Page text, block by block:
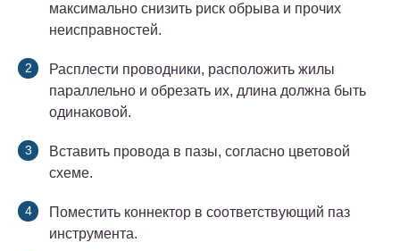
максимально снизить риск обрыва и прочих
неисправностей.
Расплести проводники, расположить жилы
параллельно и обрезать их, длина должна быть
одинаковой.
Вставить провода в пазы, согласно цветовой
схеме.
Поместить коннектор в соответствующий паз
инструмента.